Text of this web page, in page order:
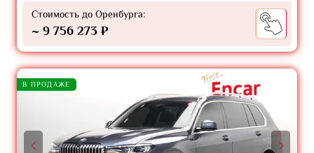
Стоимость до Оренбурга:
~ 9 756 273 ₽
В ПРОДАЖЕ